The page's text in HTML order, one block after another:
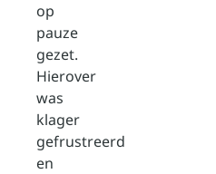
op
pauze
gezet.
Hierover
was
klager
gefrustreerd
en